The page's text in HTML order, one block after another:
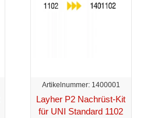
Artikelnummer: 1400001
Layher P2 Nachrüst-Kit
für UNI Standard 1102